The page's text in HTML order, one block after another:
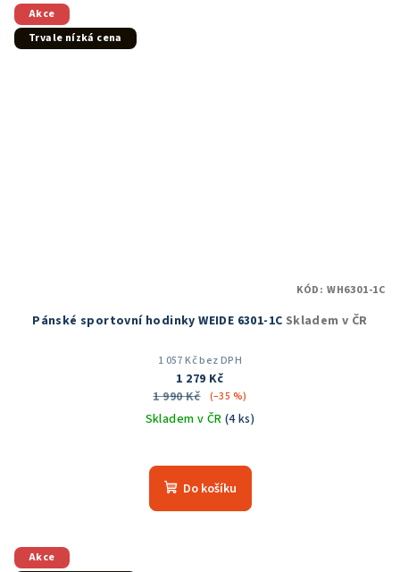
Akce
Trvale nízká cena
Pánské sportovní hodinky WEIDE 6301-1C Skladem v ČR
1 057 Kč bez DPH
1 279 Kč
1 990 Kč
(–35 %)
Skladem v ČR (4 ks)
Do košíku
KÓD: WH6301-1C
Akce